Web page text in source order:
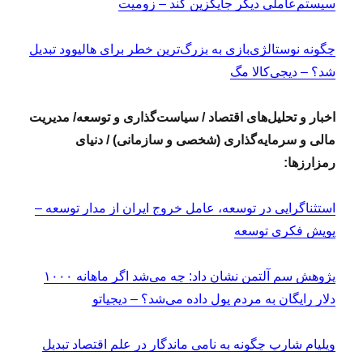
سیستم‌عاملی دیگر جایگزین کند – زومیت
چگونه نوستالژی‌بازی به بزرگ‌ترین خطر برای هالیوود تبدیل
شد؟ – دیجی‌کالا مگ
اخبار و تحلیل‌های اقتصاد / سیاست‌گذاری و توسعه/ مدیریت
مالی و سرمایه‌گذاری (شخصی و سازمانی) / دنیای
رمزارزها:
استثناگرایی در توسعه، عامل خروج ایران از مدار توسعه –
پویش فکری توسعه
پژوهش سم آلتمن نشان داد: چه می‌شد اگر ماهانه ۱۰۰۰
دلار رایگان به مردم پول داده می‌شد؟ – دیجیاتو
ویلیام شارپ چگونه به نامی ماندگار در علم اقتصاد تبدیل